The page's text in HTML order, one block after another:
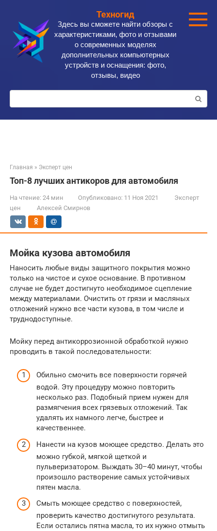
контенту
Техногид
Здесь вы сможете найти обзоры с
характеристиками, фото и отзывами
о современных моделях
дополнительных компьютерных
устройств и оснащения: фото,
отзывы, видео
Поиск:
Главная » Эксперт цен
Топ-8 лучших антикоров для автомобиля
На чтение: 24 мин Опубликовано: 11 Ноя 2021
Эксперт
цен
Алексей Смирнов
Мойка кузова автомобиля
Наносить любые виды защитного покрытия можно
только на чистое и сухое основание. В противном
случае не будет достигнуто необходимое сцепление
между материалами. Очистить от грязи и масляных
отложений нужно все части кузова, в том числе и
труднодоступные.
Мойку перед антикоррозионной обработкой нужно
проводить в такой последовательности:
Обильно смочить все поверхности горячей
водой. Эту процедуру можно повторить
несколько раз. Подобный прием нужен для
размягчения всех грязевых отложений. Так
удалять их намного легче, быстрее и
качественнее.
Нанести на кузов моющее средство. Делать это
можно губкой, мягкой щеткой и
пульверизатором. Выждать 30–40 минут, чтобы
произошло растворение самых устойчивых
пятен масла.
Смыть моющее средство с поверхностей,
проверить качество достигнутого результата.
Если остались пятна масла, то их нужно отмыть